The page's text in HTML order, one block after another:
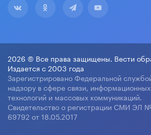
2026 © Все права защищены. Вести
Издается с 2003 года
Зарегистрировано Федеральной
надзору в сфере связи, информационных
технологий и массовых коммуникаций.
Свидетельство о регистрации СМИ ЭЛ
69792 от 18.05.2017